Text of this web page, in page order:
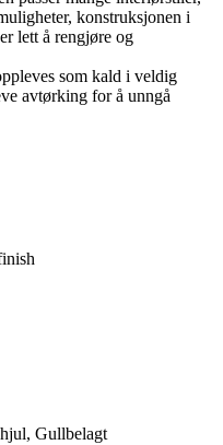
konstruksjonen i
lett å rengjøre og
som kald i veldig
avtørking for å unngå
Gullbelagt